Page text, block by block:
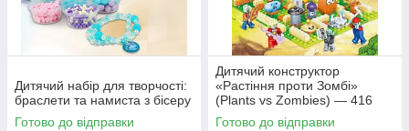
Дитячий набір для творчості:
браслети та намиста з бісеру
Готово до відправки
Дитячий конструктор
«Растіння проти Зомбі»
(Plants vs Zombies) — 416
деталей
Готово до відправки